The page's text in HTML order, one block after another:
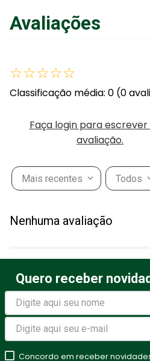
Adicionar ao Carrinho
Avaliações
☆☆☆☆☆
Classificação média: 0 (0
Faça login para escrever
avaliação.
Mais recentes Todos
Nenhuma avaliação
Quero receber
Concordo em receber